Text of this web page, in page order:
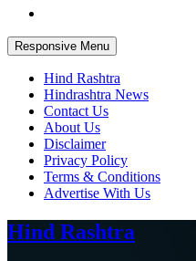
Responsive Menu
Hind Rashtra
Hindrashtra News
Contact Us
About Us
Disclaimer
Privacy Policy
Terms & Conditions
Advertise With Us
Hind Rashtra